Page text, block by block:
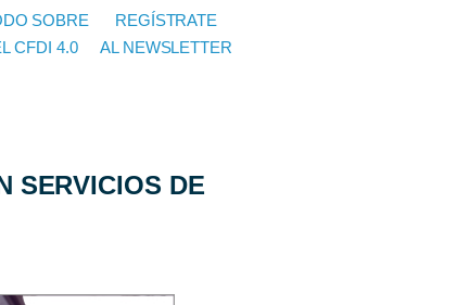
SOBRE
CFDI 4.0
REGÍSTRATE
AL NEWSLETTER
SERVICIOS DE